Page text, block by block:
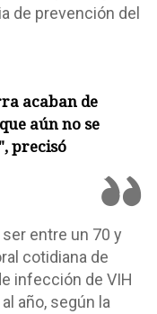
de prevención del
acaban de
aún no se
precisó
entre un 70 y
cotidiana de
infección de VIH
año, según la